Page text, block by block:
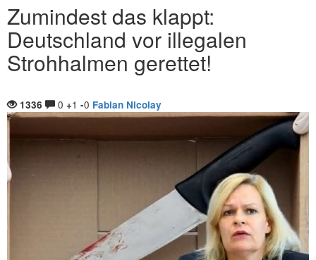
Zumindest das klappt:
Deutschland vor illegalen
Strohhalmen gerettet!
1336 0 +1 -0 Fabian Nicolay